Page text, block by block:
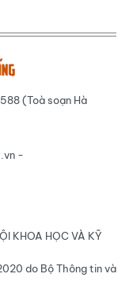
(Toà soạn Hà
-
KHOA HỌC VÀ KỸ
do Bộ Thông tin và